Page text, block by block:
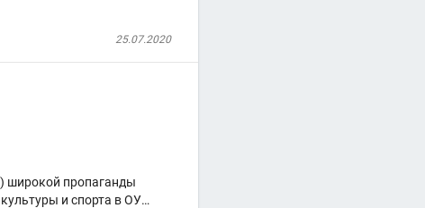
25.07.2020
широкой пропаганды
и спорта в ОУ…